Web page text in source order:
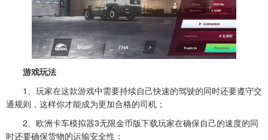
游戏玩法
1、玩家在这款游戏中需要持续自己快速的驾驶的同时还要遵守交
通规则，这样你才能成为更加合格的司机；
2、欧洲卡车模拟器3无限金币版下载玩家在确保自己的速度的同
时还要确保货物的运输安全性；